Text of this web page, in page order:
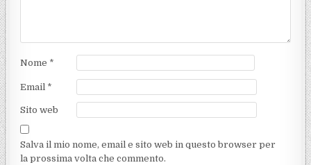
Nome *
Email *
Sito web
Salva il mio nome, email e sito web in questo browser per
la prossima volta che commento.